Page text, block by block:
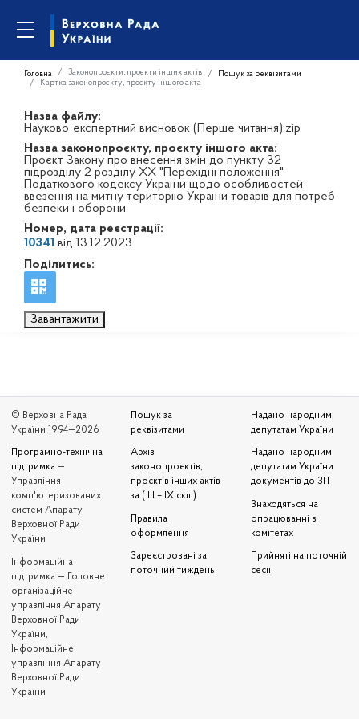
Головна Законопроєкти, проєкти інших актів
Пошук за реквізитами
Картка законопроєкту, проєкту іншого акта
Назва файлу:
Науково-експертний висновок (Перше читання).zip
Назва законопроєкту, проєкту іншого акта:
Проєкт Закону про внесення змін до пункту 32
підрозділу 2 розділу XX "Перехідні положення"
Податкового кодексу України щодо особливостей
ввезення на митну територію України товарів для потреб
безпеки і оборони
Номер, дата реєстрації:
10341 від 13.12.2023
Поділитись:
Завантажити
© Верховна Рада
України 1994—2026
Програмно-технічна
підтримка —
Управління
комп'ютеризованих
систем Апарату
Верховної Ради
України
Iнформаційна
підтримка — Головне
організаційне
управління Апарату
Верховної Ради
України,
Інформаційне
управління Апарату
Верховної Ради
України
Пошук за
реквізитами
Архів
законопроєктів,
проєктів інших актів
за ( III – IX скл.)
Правила
оформлення
Зареєстровані за
поточний тиждень
Надано народним
депутатам України
Надано народним
депутатам України
документів до ЗП
Знаходяться на
опрацюванні в
комітетах
Прийняті на поточній
сесії